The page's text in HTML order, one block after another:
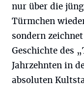
nur über die
Türmchen
sondern
Geschichte des
Jahrzehnten in
absoluten